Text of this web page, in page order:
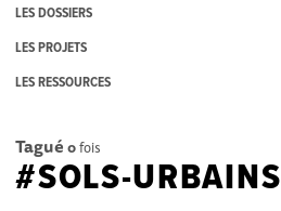
LES DOSSIERS
LES PROJETS
LES RESSOURCES
Tagué 0fois
#SOLS-URBAINS